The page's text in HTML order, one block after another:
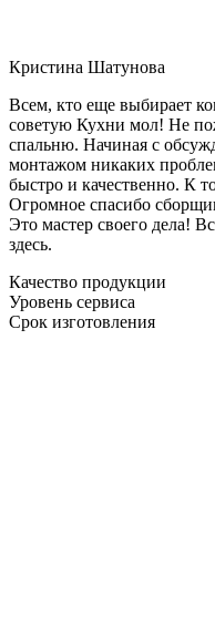
Кристина Шатунова
Всем, кто еще выбирает
советую Кухни мол! Не
спальню. Начиная с
монтажом никаких
быстро и качественно. К
Огромное спасибо
Это мастер своего дела!
здесь.
Качество продукции
Уровень сервиса
Срок изготовления